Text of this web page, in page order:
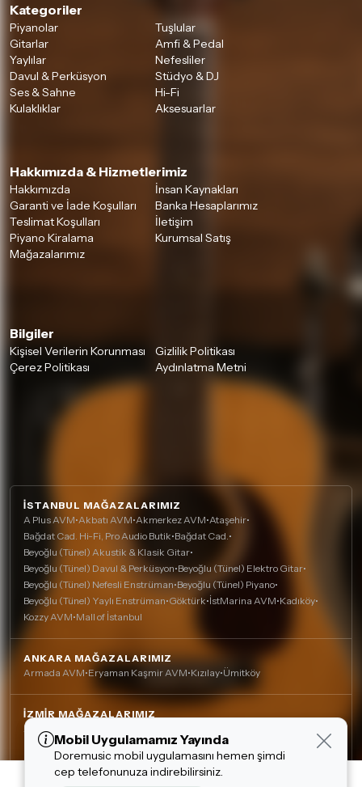
Kategoriler
Piyanolar
Tuşlular
Gitarlar
Amfi & Pedal
Yaylılar
Nefesliler
Davul & Perküsyon
Stüdyo & DJ
Ses & Sahne
Hi-Fi
Kulaklıklar
Aksesuarlar
Hakkımızda & Hizmetlerimiz
Hakkımızda
İnsan Kaynakları
Garanti ve İade Koşulları
Banka Hesaplarımız
Teslimat Koşulları
İletişim
Piyano Kiralama
Kurumsal Satış
Mağazalarımız
Bilgiler
Kişisel Verilerin Korunması
Gizlilik Politikası
Çerez Politikası
Aydınlatma Metni
İSTANBUL MAĞAZALARIMIZ
A Plus AVM•Akbatı AVM•Akmerkez AVM•Ataşehir•
Bağdat Cad. Hi-Fi, Pro Audio Butik•Bağdat Cad. •
Beyoğlu (Tünel) Akustik & Klasik Gitar•
Beyoğlu (Tünel) Davul & Perküsyon•Beyoğlu (Tünel) Elektro Gitar•
Beyoğlu (Tünel) Nefesli Enstrüman•Beyoğlu (Tünel) Piyano•
Beyoğlu (Tünel) Yaylı Enstrüman•Göktürk•İstMarina AVM•Kadıköy•
Kozzy AVM•Mall of İstanbul
ANKARA MAĞAZALARIMIZ
Armada AVM•Eryaman Kaşmir AVM•Kızılay•Ümitköy
İZMIR MAĞAZALARIMIZ
Agora AVM
Mavişehir (Karşıyaka)
Çerez Kullanımı
Alışveriş deneyiminizi iyileştirmek için yasal
düzenlemelere uygun çerezler (cookie)
Mobil Uygulamamız Yayında
Doremusic mobil uygulamasını hemen şimdi
cep telefonunuza indirebilirsiniz.